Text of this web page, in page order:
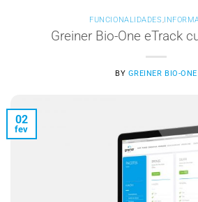
FUNCIONALIDADES,
Greiner Bio-One eTrack
BY GREINER BIO-ONE
02
fev